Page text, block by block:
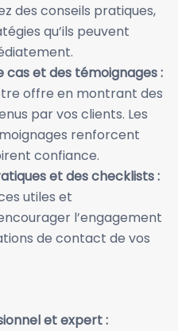
des conseils pratiques,
qu’ils peuvent
cas et des témoignages :
offre en montrant des
par vos clients. Les
renforcent
confiance.
et des checklists :
utiles et
l’engagement
de contact de vos
et expert :